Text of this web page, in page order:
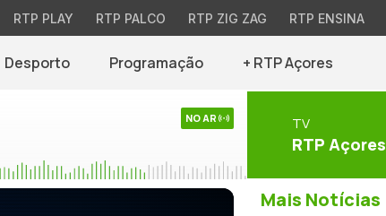
RTP PLAY RTP PALCO RTP ZIG ZAG RTP ENSINA
Desporto Programação + RTP Açores
NO AR TV
RTP Açores
Mais Notícias